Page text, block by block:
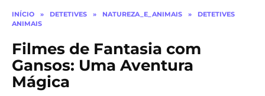
INÍCIO » DETETIVES » NATUREZA_E_ANIMAIS »
DETETIVES
ANIMAIS
Filmes de Fantasia com
Gansos: Uma Aventura
Mágica